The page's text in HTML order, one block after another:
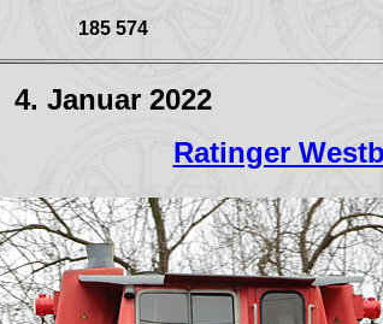
185 574
4. Januar 2022
Ratinger